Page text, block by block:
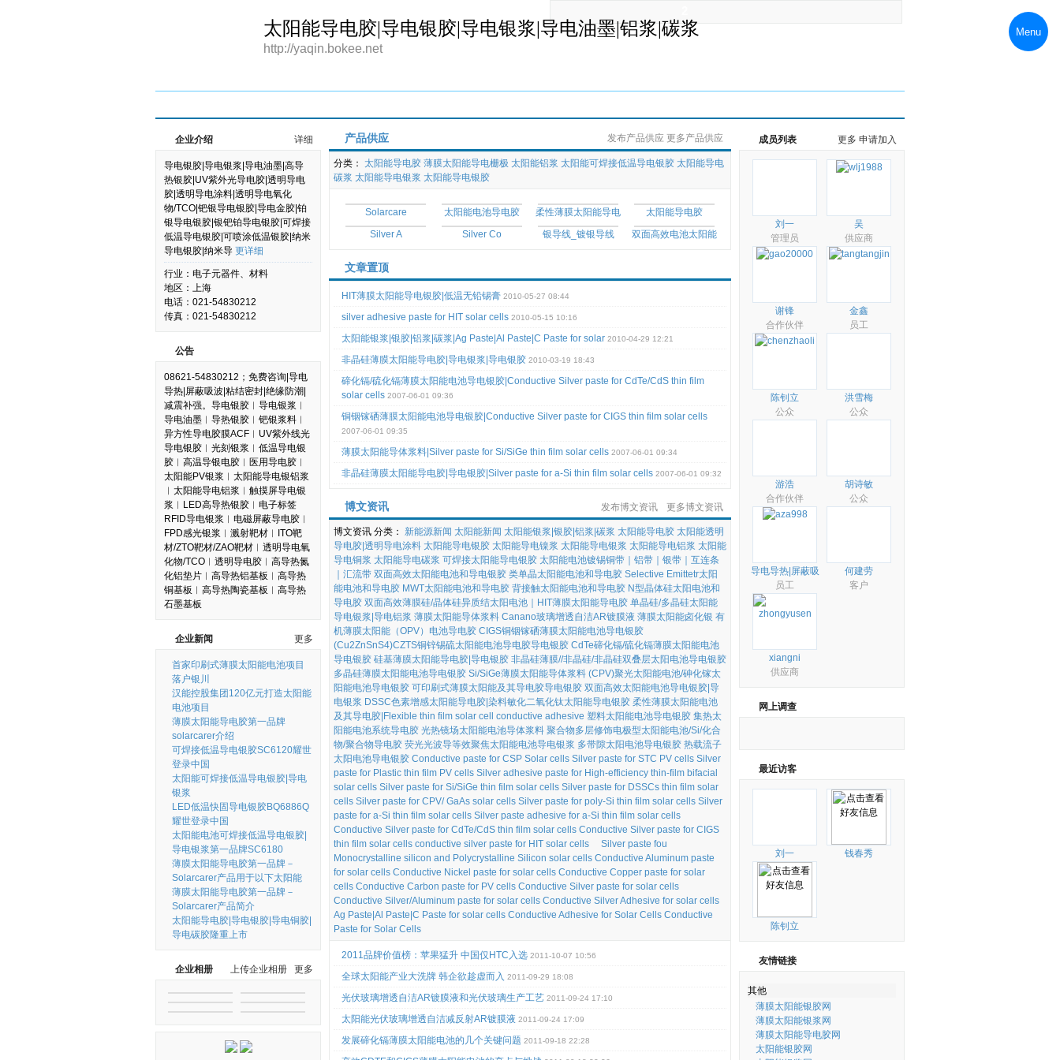
Menu
太阳能导电胶|导电银胶|导电银浆|导电油墨|铝浆|碳浆
http://yaqin.bokee.net
详细
企业介绍
导电银胶|导电银浆|导电油墨|高导
热银胶|UV紫外光导电胶|透明导电
胶|透明导电涂料|透明导电氧化
物/TCO|钯银导电银胶|导电金胶|铂
银导电银胶|银钯铂导电银胶|可焊接
低温导电银胶|可喷涂低温银胶|纳米
导电银胶|纳米导 更详细
行业：电子元器件、材料
地区：上海
电话：021-54830212
传真：021-54830212
公告
08621-54830212；免费咨询|导电
导热|屏蔽吸波|粘结密封|绝缘防潮|
减震补强。导电银胶︱导电银浆︱
导电油墨︱导热银胶︱钯银浆料︱
异方性导电胶膜ACF︱UV紫外线光
导电银胶︱光刻银浆︱低温导电银
胶︱高温导银电胶︱医用导电胶︱
太阳能PV银浆︱太阳能导电银铝浆
︱太阳能导电铝浆︱触摸屏导电银
浆︱LED高导热银胶︱电子标签
RFID导电银浆︱电磁屏蔽导电胶︱
FPD感光银浆︱溅射靶材︱ITO靶
材/ZTO靶材/ZAO靶材︱透明导电氧
化物/TCO︱透明导电胶︱高导热氮
化铝垫片︱高导热铝基板︱高导热
铜基板︱高导热陶瓷基板︱高导热
石墨基板
更多
企业新闻
首家印刷式薄膜太阳能电池项目
落户银川
汉能控股集团120亿元打造太阳能
电池项目
薄膜太阳能导电胶第一品牌
solarcarer介绍
可焊接低温导电银胶SC6120耀世
登录中国
太阳能可焊接低温导电银胶|导电
银浆
LED低温快固导电银胶BQ6886Q
耀世登录中国
太阳能电池可焊接低温导电银胶|
导电银浆第一品牌SC6180
薄膜太阳能导电胶第一品牌－
Solarcarer产品用于以下太阳能
薄膜太阳能导电胶第一品牌－
Solarcarer产品简介
太阳能导电胶|导电银胶|导电铜胶|
导电碳胶隆重上市
上传企业相册 更多
企业相册
发布产品供应 更多产品供应
产品供应
分类： 太阳能导电胶 薄膜太阳能导电栅极 太阳能铝浆 太阳能可焊接低温导电银胶 太阳能导电
碳浆 太阳能导电银浆 太阳能导电银胶
Solarcare 太阳能电池导电胶 柔性薄膜太阳能导电
太阳能导电胶
Silver A
Silver Co 银导线_镀银导线 双面高效电池太阳能
文章置顶
HIT薄膜太阳能导电银胶|低温无铅锡膏 2010-05-27 08:44
silver adhesive paste for HIT solar cells 2010-05-15 10:16
太阳能银浆|银胶|铝浆|碳浆|Ag Paste|Al Paste|C Paste for solar 2010-04-29 12:21
非晶硅薄膜太阳能导电胶|导电银浆|导电银胶 2010-03-19 18:43
碲化镉/硫化镉薄膜太阳能电池导电银胶|Conductive Silver paste for CdTe/CdS thin film
solar cells 2007-06-01 09:36
铜铟镓硒薄膜太阳能电池导电银胶|Conductive Silver paste for CIGS thin film solar cells
2007-06-01 09:35
薄膜太阳能导体浆料|Silver paste for Si/SiGe thin film solar cells 2007-06-01 09:34
非晶硅薄膜太阳能导电胶|导电银胶|Silver paste for a-Si thin film solar cells 2007-06-01 09:32
发布博文资讯 更多博文资讯
博文资讯
博文资讯 分类： 新能源新闻 太阳能新闻 太阳能银浆|银胶|铝浆|碳浆 太阳能导电胶 太阳能透明
导电胶|透明导电涂料 太阳能导电银胶 太阳能导电镍浆 太阳能导电银浆 太阳能导电铝浆 太阳能
导电铜浆 太阳能导电碳浆 可焊接太阳能导电银胶 太阳能电池镀锡铜带｜铝带｜银带｜互连条
｜汇流带 双面高效太阳能电池和导电银胶 类单晶太阳能电池和导电胶 Selective Emittetr太阳
能电池和导电胶 MWT太阳能电池和导电胶 背接触太阳能电池和导电胶 N型晶体硅太阳电池和
导电胶 双面高效薄膜硅/晶体硅异质结太阳电池｜HIT薄膜太阳能导电胶 单晶硅/多晶硅太阳能
导电银浆|导电铝浆 薄膜太阳能导体浆料 Canano玻璃增透自洁AR镀膜液 薄膜太阳能卤化银 有
机薄膜太阳能（OPV）电池导电胶 CIGS铜铟镓硒薄膜太阳能电池导电银胶
(Cu2ZnSnS4)CZTS铜锌锡硫太阳能电池导电胶导电银胶 CdTe碲化镉/硫化镉薄膜太阳能电池
导电银胶 硅基薄膜太阳能导电胶|导电银胶 非晶硅薄膜//非晶硅/非晶硅双叠层太阳电池导电银胶
多晶硅薄膜太阳能电池导电银胶 Si/SiGe薄膜太阳能导体浆料 (CPV)聚光太阳能电池/砷化镓太
阳能电池导电银胶 可印刷式薄膜太阳能及其导电胶导电银胶 双面高效太阳能电池导电银胶|导
电银浆 DSSC色素增感太阳能导电胶|染料敏化二氧化钛太阳能导电银胶 柔性薄膜太阳能电池
及其导电胶|Flexible thin film solar cell conductive adhesive 塑料太阳能电池导电银胶 集热太
阳能电池系统导电胶 光热镜场太阳能电池导体浆料 聚合物多层修饰电极型太阳能电池/Si/化合
物/聚合物导电胶 荧光光波导等效聚焦太阳能电池导电银浆 多带隙太阳电池导电银胶 热载流子
太阳电池导电银胶 Conductive paste for CSP Solar cells Silver paste for STC PV cells Silver
paste for Plastic thin film PV cells Silver adhesive paste for High-efficiency thin-film bifacial
solar cells Silver paste for Si/SiGe thin film solar cells Silver paste for DSSCs thin film solar
cells Silver paste for CPV/ GaAs solar cells Silver paste for poly-Si thin film solar cells Silver
paste for a-Si thin film solar cells Silver paste adhesive for a-Si thin film solar cells
Conductive Silver paste for CdTe/CdS thin film solar cells Conductive Silver paste for CIGS
thin film solar cells conductive silver paste for HIT solar cells
Silver paste fou
Monocrystalline silicon and Polycrystalline Silicon solar cells Conductive Aluminum paste
for solar cells Conductive Nickel paste for solar cells Conductive Copper paste for solar
cells Conductive Carbon paste for PV cells Conductive Silver paste for solar cells
Conductive Silver/Aluminum paste for solar cells Conductive Silver Adhesive for solar cells
Ag Paste|Al Paste|C Paste for solar cells Conductive Adhesive for Solar Cells Conductive
Paste for Solar Cells
2011品牌价值榜：苹果猛升 中国仅HTC入选 2011-10-07 10:56
全球太阳能产业大洗牌 韩企欲趁虚而入 2011-09-29 18:08
光伏玻璃增透自洁AR镀膜液和光伏玻璃生产工艺 2011-09-24 17:10
太阳能光伏玻璃增透自洁减反射AR镀膜液 2011-09-24 17:09
发展碲化镉薄膜太阳能电池的几个关键问题 2011-09-18 22:28
更多 申请加入
成员列表
刘一
管理员
吴
供应商
谢锋
合作伙伴
金鑫
员工
陈钊立
公众
洪雪梅
公众
游浩
合作伙伴
胡诗敏
公众
导电导热|屏蔽吸
波|刘志
员工
何建劳
客户
xiangni
供应商
网上调查
最近访客
刘一 钱春秀
陈钊立
友情链接
其他
薄膜太阳能银胶网
薄膜太阳能银浆网
薄膜太阳能导电胶网
太阳能银胶网